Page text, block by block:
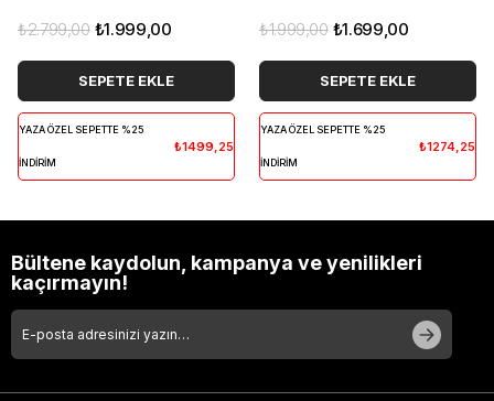
₺1.999,00
₺2.799,00
SEPETE EKLE
YAZA ÖZEL SEPETTE %25
İNDİRİM
₺1499,25
₺1.699,00
₺1.999,00
SEPETE EKLE
YAZA ÖZEL SEPETTE %25
İNDİRİM
₺1274,25
Bültene kaydolun, kampanya ve yenilikleri
kaçırmayın!